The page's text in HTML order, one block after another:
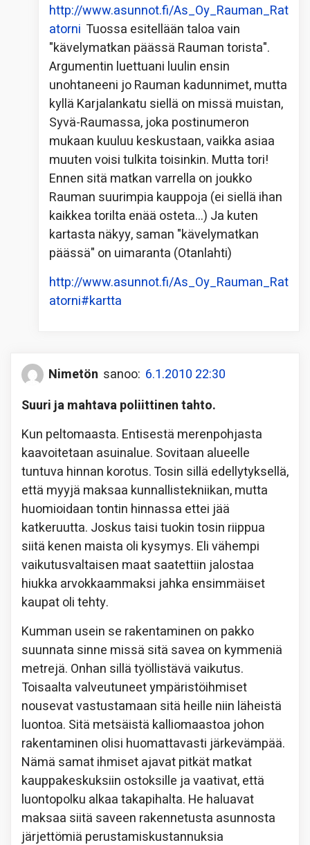
http://www.asunnot.fi/As_Oy_Rauman_Rat
atorni Tuossa esitellään taloa vain
"kävelymatkan päässä Rauman torista".
Argumentin luettuani luulin ensin
unohtaneeni jo Rauman kadunnimet, mutta
kyllä Karjalankatu siellä on missä muistan,
Syvä-Raumassa, joka postinumeron
mukaan kuuluu keskustaan, vaikka asiaa
muuten voisi tulkita toisinkin. Mutta tori!
Ennen sitä matkan varrella on joukko
Rauman suurimpia kauppoja (ei siellä ihan
kaikkea torilta enää osteta…) Ja kuten
kartasta näkyy, saman "kävelymatkan
päässä" on uimaranta (Otanlahti)
http://www.asunnot.fi/As_Oy_Rauman_Rat
atorni#kartta
Nimetön sanoo: 6.1.2010 22:30
Suuri ja mahtava poliittinen tahto.
Kun peltomaasta. Entisestä merenpohjasta
kaavoitetaan asuinalue. Sovitaan alueelle
tuntuva hinnan korotus. Tosin sillä edellytyksellä,
että myyjä maksaa kunnallistekniikan, mutta
huomioidaan tontin hinnassa ettei jää
katkeruutta. Joskus taisi tuokin tosin riippua
siitä kenen maista oli kysymys. Eli vähempi
vaikutusvaltaisen maat saatettiin jalostaa
hiukka arvokkaammaksi jahka ensimmäiset
kaupat oli tehty.
Kumman usein se rakentaminen on pakko
suunnata sinne missä sitä savea on kymmeniä
metrejä. Onhan sillä työllistävä vaikutus.
Toisaalta valveutuneet ympäristöihmiset
nousevat vastustamaan sitä heille niin läheistä
luontoa. Sitä metsäistä kalliomaastoa johon
rakentaminen olisi huomattavasti järkevämpää.
Nämä samat ihmiset ajavat pitkät matkat
kauppakeskuksiin ostoksille ja vaativat, että
luontopolku alkaa takapihalta. He haluavat
maksaa siitä saveen rakennetusta asunnosta
järjettömiä perustamiskustannuksia